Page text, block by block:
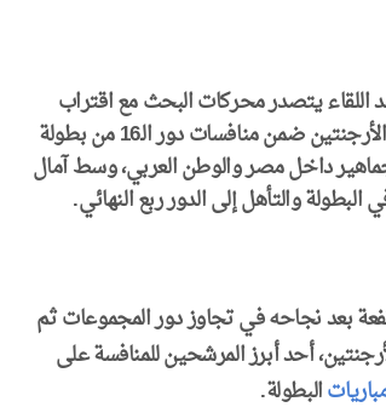
اللقاء يتصدر محركات البحث مع اقتراب
ضمن منافسات دور الـ16 من بطولة
الجماهير داخل مصر والوطن العربي، وسط آمال
والتأهل إلى الدور ربع النهائي.
بعد نجاحه في تجاوز دور المجموعات ثم
الأرجنتين، أحد أبرز المرشحين للمنافسة على
البطولة.